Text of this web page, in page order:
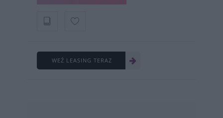
WEŹ LEASING TERAZ